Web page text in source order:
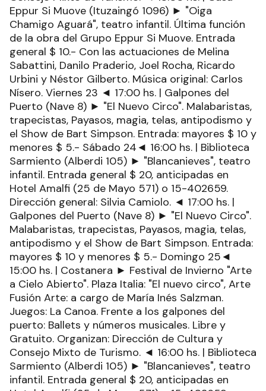
Eppur Si Muove (Ituzaingó 1096) ► "Oiga
Chamigo Aguará", teatro infantil. Última función
de la obra del Grupo Eppur Si Muove. Entrada
general $ 10.- Con las actuaciones de Melina
Sabattini, Danilo Praderio, Joel Rocha, Ricardo
Urbini y Néstor Gilberto. Música original: Carlos
Nísero. Viernes 23 ◄ 17:00 hs. | Galpones del
Puerto (Nave 8) ► "El Nuevo Circo". Malabaristas,
trapecistas, Payasos, magia, telas, antipodismo y
el Show de Bart Simpson. Entrada: mayores $ 10 y
menores $ 5.- Sábado 24◄ 16:00 hs. | Biblioteca
Sarmiento (Alberdi 105) ► "Blancanieves", teatro
infantil. Entrada general $ 20, anticipadas en
Hotel Amalfi (25 de Mayo 571) o 15-402659.
Dirección general: Silvia Camiolo. ◄ 17:00 hs. |
Galpones del Puerto (Nave 8) ► "El Nuevo Circo".
Malabaristas, trapecistas, Payasos, magia, telas,
antipodismo y el Show de Bart Simpson. Entrada:
mayores $ 10 y menores $ 5.- Domingo 25◄
15:00 hs. | Costanera ► Festival de Invierno "Arte
a Cielo Abierto". Plaza Italia: "El nuevo circo", Arte
Fusión Arte: a cargo de María Inés Salzman.
Juegos: La Canoa. Frente a los galpones del
puerto: Ballets y números musicales. Libre y
Gratuito. Organizan: Dirección de Cultura y
Consejo Mixto de Turismo. ◄ 16:00 hs. | Biblioteca
Sarmiento (Alberdi 105) ► "Blancanieves", teatro
infantil. Entrada general $ 20, anticipadas en